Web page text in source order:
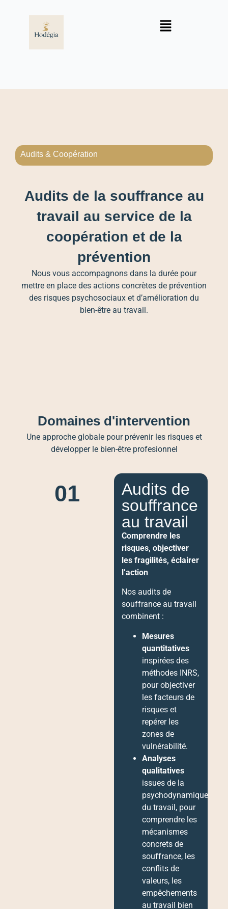
Audits & Coopération
Audits de la souffrance au
travail au service de la
coopération et de la
prévention
Nous vous accompagnons dans la durée pour
mettre en place des actions concrètes de prévention
des risques psychosociaux et d’amélioration du
bien-être au travail.
Domaines d'intervention
Une approche globale pour prévenir les risques et
développer le bien-être profesionnel
01
Audits de
souffrance
au travail
Comprendre les
risques, objectiver
les fragilités, éclairer
l’action
Nos audits de
souffrance au travail
combinent :
Mesures
quantitatives
inspirées des
méthodes INRS,
pour objectiver
les facteurs de
risques et
repérer les
zones de
vulnérabilité.
Analyses
qualitatives
issues de la
psychodynamique
du travail, pour
comprendre les
mécanismes
concrets de
souffrance, les
conflits de
valeurs, les
empêchements
au travail bien